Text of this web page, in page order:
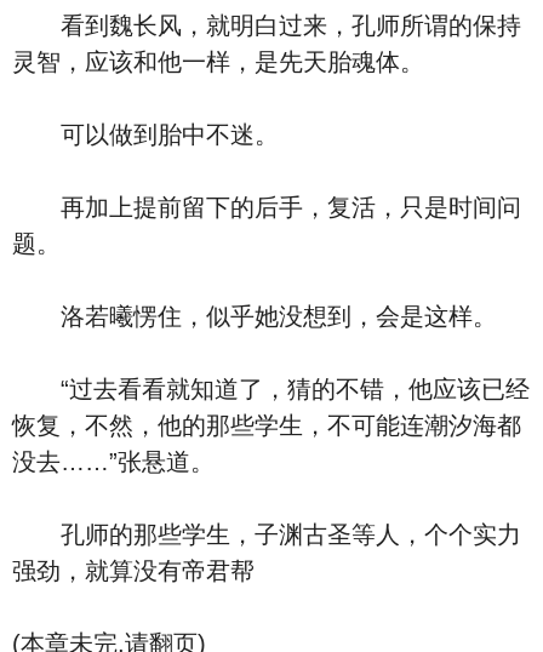
看到魏长风，就明白过来，孔师所谓的保持
灵智，应该和他一样，是先天胎魂体。
可以做到胎中不迷。
再加上提前留下的后手，复活，只是时间问
题。
洛若曦愣住，似乎她没想到，会是这样。
“过去看看就知道了，猜的不错，他应该已经
恢复，不然，他的那些学生，不可能连潮汐海都
没去……”张悬道。
孔师的那些学生，子渊古圣等人，个个实力
强劲，就算没有帝君帮
(本章未完,请翻页)